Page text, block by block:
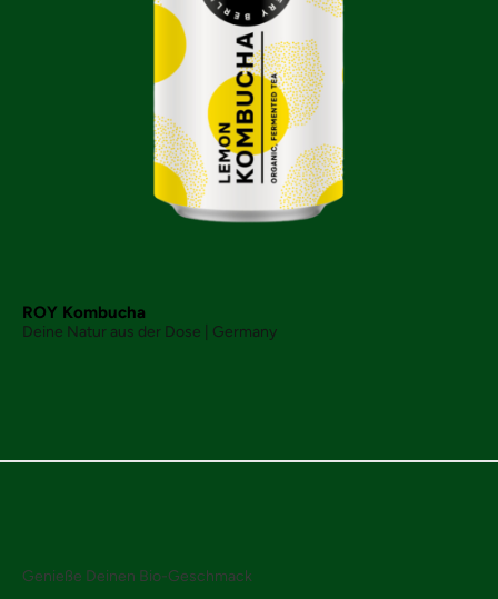
ROY Kombucha
Deine Natur aus der Dose | Germany
Genieße Deinen Bio-Geschmack